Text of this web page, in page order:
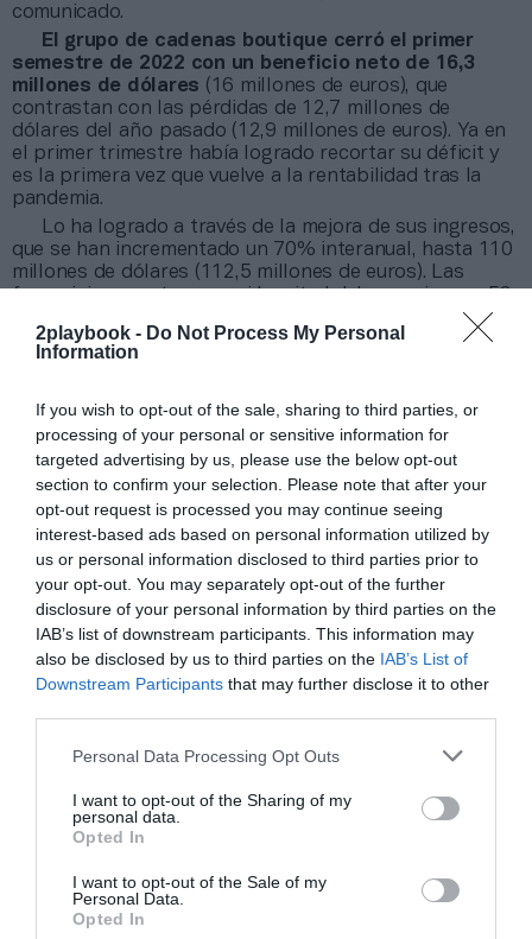
2playbook - Do Not Process My Personal
Information
If you wish to opt-out of the sale, sharing to third parties, or
processing of your personal or sensitive information for
targeted advertising by us, please use the below opt-out
section to confirm your selection. Please note that after your
opt-out request is processed you may continue seeing
interest-based ads based on personal information utilized by
us or personal information disclosed to third parties prior to
your opt-out. You may separately opt-out of the further
disclosure of your personal information by third parties on the
IAB’s list of downstream participants. This information may
also be disclosed by us to third parties on the IAB’s List of
Downstream Participants that may further disclose it to other
Personal Data Processing Opt Outs
I want to opt-out of the Sharing of my
personal data.
Opted In
I want to opt-out of the Sale of my
Personal Data.
Opted In
Índex2P
comunicado.
El grupo de cadenas boutique cerró el primer
semestre de 2022 con un beneficio neto de 16,3
millones de dólares (16 millones de euros), que
contrastan con las pérdidas de 12,7 millones de
dólares del año pasado (12,9 millones de euros). Ya en
el primer trimestre había logrado recortar su déficit y
es la primera vez que vuelve a la rentabilidad tras la
pandemia.
Lo ha logrado a través de la mejora de sus ingresos,
que se han incrementado un 70% interanual, hasta 110
millones de dólares (112,5 millones de euros). Las
millones de dólares (54,2 millones de euros), un 68%
más.
de forma gratuita
Mantente informado con las últimas noticias de actualidad.
ACTIVAR AHORA
Compartir
Imprimir
Publicidad